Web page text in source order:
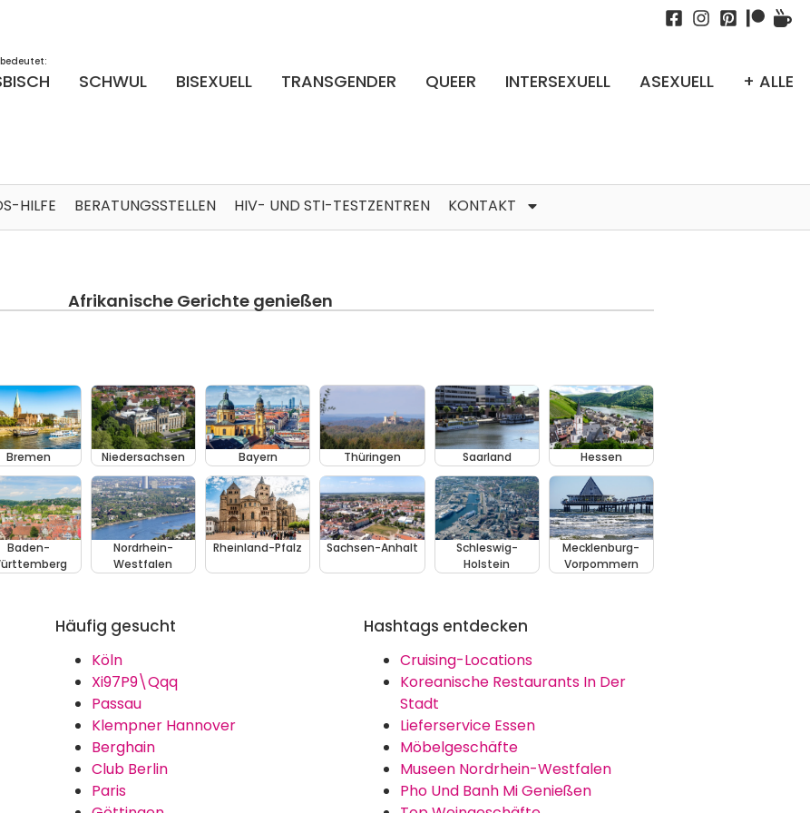
SCHWUL BISEXUELL TRANSGENDER QUEER INTERSEXUELL ASEXUELL + ALLE
HILFE BERATUNGSSTELLEN HIV- UND STI-TESTZENTREN KONTAKT
Afrikanische Gerichte genießen
Bremen Niedersachsen Bayern Thüringen Saarland Hessen
Baden-
Nordrhein-
Westfalen
Rheinland-Pfalz Sachsen-Anhalt
Schleswig-
Holstein
Mecklenburg-
Vorpommern
Häufig gesucht
Köln
Xi97P9\Qqq
Passau
Klempner Hannover
Berghain
Club Berlin
Paris
Hashtags entdecken
Cruising-Locations
Koreanische Restaurants In Der
Stadt
Lieferservice Essen
Möbelgeschäfte
Museen Nordrhein-Westfalen
Pho Und Banh Mi Genießen